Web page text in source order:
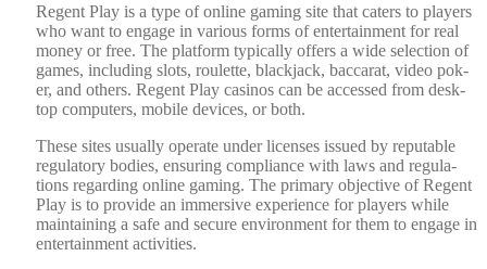
Regent Play is a type of online gam­ing site that caters to play­ers
who want to engage in var­i­ous forms of enter­tain­ment for real
mon­ey or free. The plat­form typ­i­cal­ly offers a wide selec­tion of
games, includ­ing slots, roulette, black­jack, bac­carat, video pok­
er, and oth­ers. Regent Play casi­nos can be accessed from desk­
top com­put­ers, mobile devices, or both.
These sites usu­al­ly oper­ate under licens­es issued by rep­utable
reg­u­la­to­ry bod­ies, ensur­ing com­pli­ance with laws and reg­u­la­
tions regard­ing online gam­ing. The pri­ma­ry objec­tive of Regent
Play is to pro­vide an immer­sive expe­ri­ence for play­ers while
main­tain­ing a safe and secure envi­ron­ment for them to engage in
enter­tain­ment activ­i­ties.